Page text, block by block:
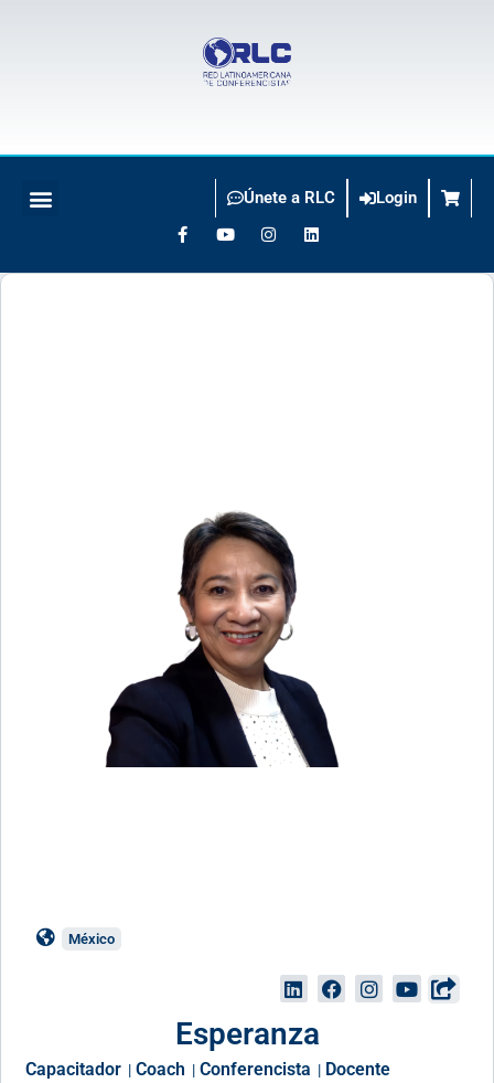
Únete a RLC Login
México
Esperanza
Capacitador | Coach | Conferencista | Docente